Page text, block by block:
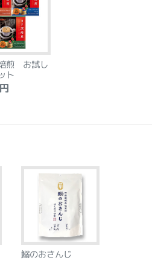
煎 お試し
ト
鰯のおさんじ